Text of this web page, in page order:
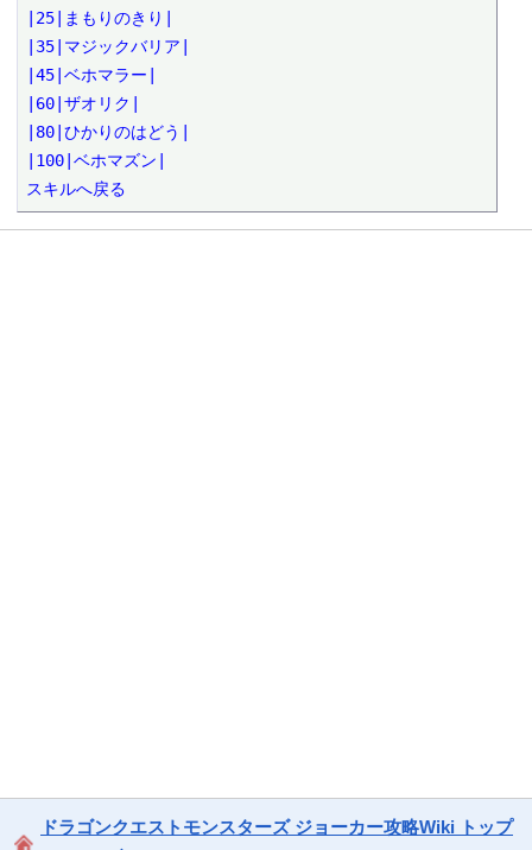
|25|まもりのきり|
|35|マジックバリア|
|45|ベホマラー|
|60|ザオリク|
|80|ひかりのはどう|
|100|ベホマズン|
スキルへ戻る
ドラゴンクエストモンスターズ ジョーカー攻略Wiki トップ